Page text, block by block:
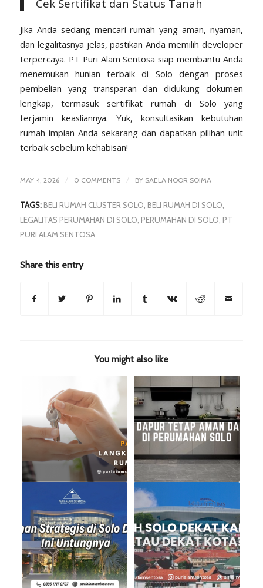
Cek Sertifikat dan Status Tanah
Jika Anda sedang mencari rumah yang aman, nyaman,
dan legalitasnya jelas, pastikan Anda memilih developer
terpercaya. PT Puri Alam Sentosa siap membantu Anda
menemukan hunian terbaik di Solo dengan proses
pembelian yang transparan dan didukung dokumen
lengkap, termasuk sertifikat rumah di Solo yang
terjamin keasliannya. Yuk, konsultasikan kebutuhan
rumah impian Anda sekarang dan dapatkan pilihan unit
terbaik sebelum kehabisan!
MAY 4, 2026 / 0 COMMENTS / BY SAELA NOOR SOIMA
TAGS: BELI RUMAH CLUSTER SOLO BELI RUMAH DI SOLO
LEGALITAS PERUMAHAN DI SOLO PERUMAHAN DI SOLO PT
PURI ALAM SENTOSA
Share this entry
You might also like